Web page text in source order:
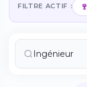
FILTRE ACTIF : 🍷